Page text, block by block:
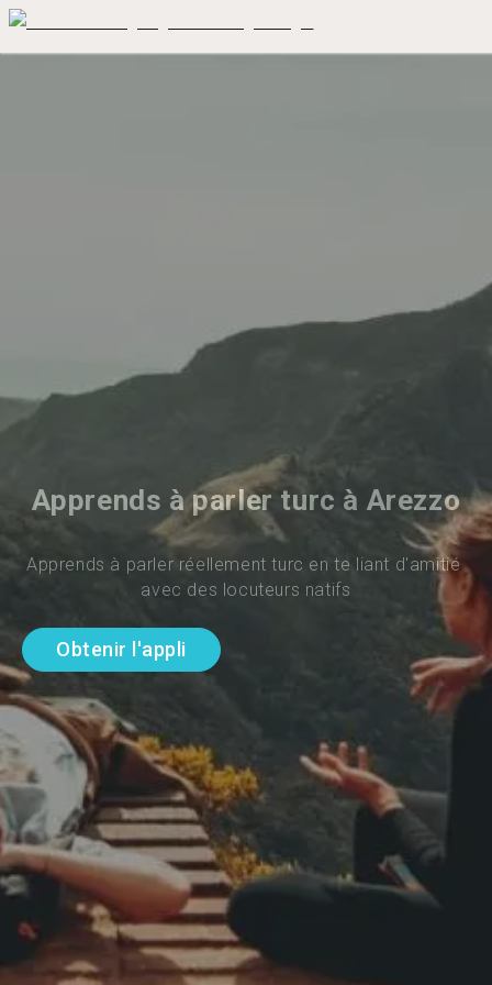
Apprends à parler turc à Arezzo
Apprends à parler réellement turc en te liant d'amitié
avec des locuteurs natifs
Obtenir l'appli